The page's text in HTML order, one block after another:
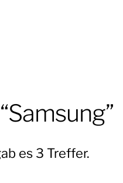
es 3 Treffer.